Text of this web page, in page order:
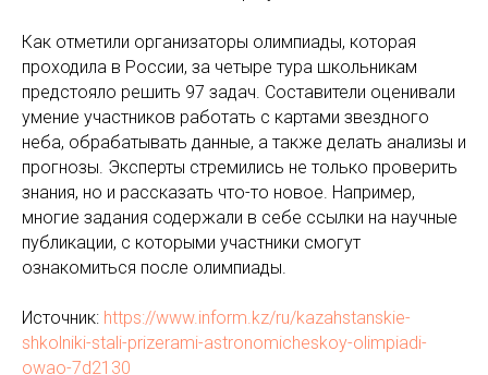
Как отметили организаторы олимпиады, которая
проходила в России, за четыре тура школьникам
предстояло решить 97 задач. Составители оценивали
умение участников работать с картами звездного
неба, обрабатывать данные, а также делать анализы и
прогнозы. Эксперты стремились не только проверить
знания, но и рассказать что-то новое. Например,
многие задания содержали в себе ссылки на научные
публикации, с которыми участники смогут
ознакомиться после олимпиады.
Источник: https://www.inform.kz/ru/kazahstanskie-
shkolniki-stali-prizerami-astronomicheskoy-olimpiadi-
owao-7d2130